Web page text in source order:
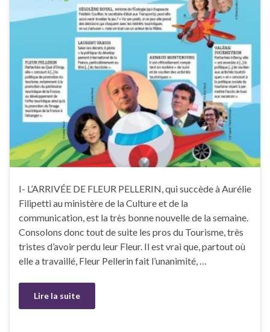
I- L’ARRIVÉE DE FLEUR PELLERIN, qui succède à Aurélie
Filipetti au ministère de la Culture et de la
communication, est la très bonne nouvelle de la semaine.
Consolons donc tout de suite les pros du Tourisme, très
tristes d’avoir perdu leur Fleur. Il est vrai que, partout où
elle a travaillé, Fleur Pellerin fait l’unanimité, …
Lire la suite